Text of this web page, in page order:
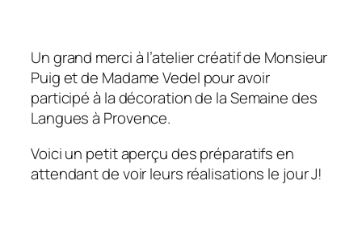
Un grand merci à l’atelier créatif de Monsieur
Puig et de Madame Vedel pour avoir
participé à la décoration de la Semaine des
Langues à Provence.
Voici un petit aperçu des préparatifs en
attendant de voir leurs réalisations le jour J!